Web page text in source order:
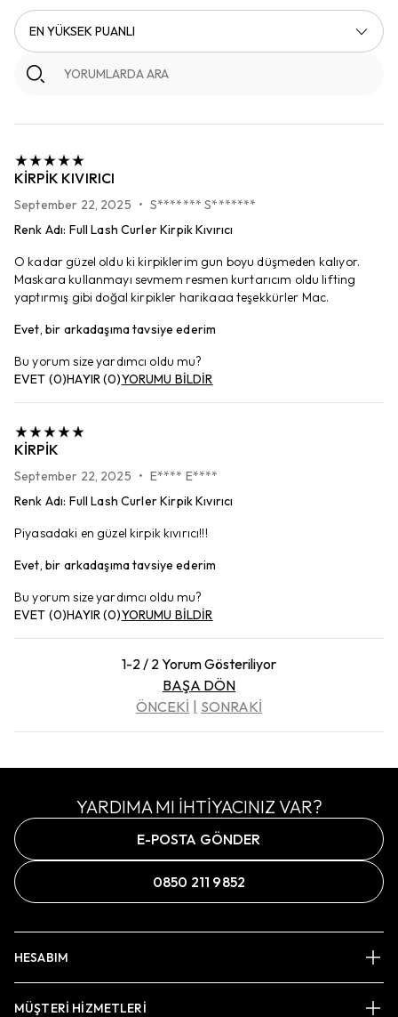
EN YÜKSEK PUANLI
KIRPIK KIVIRICI
September 22, 2025 • S******* S*******
Renk Adı: Full Lash Curler Kirpik Kıvırıcı
O kadar güzel oldu ki kirpiklerim gun boyu düşmeden kalıyor.
Maskara kullanmayı sevmem resmen kurtarıcım oldu lifting
yaptırmış gibi doğal kirpikler harikaaa teşekkürler Mac.
Evet, bir arkadaşıma tavsiye ederim
Bu yorum size yardımcı oldu mu?
EVET (0)HAYIR(0)YORUMU BİLDİR
KIRPIK
September 22, 2025 • E**** E****
Renk Adı: Full Lash Curler Kirpik Kıvırıcı
Piyasadaki en güzel kirpik kıvırıcı!!!
Evet, bir arkadaşıma tavsiye ederim
Bu yorum size yardımcı oldu mu?
EVET (0)HAYIR(0)YORUMU BİLDİR
1-2 / 2 Yorum Gösteriliyor
BAŞA DÖN
ÖNCEKİ
SONRAKİ
YARDIMA MI İHTİYACINIZ VAR?
E-POSTA GÖNDER
0850 211 9852
HESABIM
MÜŞTERİ HİZMETLERİ